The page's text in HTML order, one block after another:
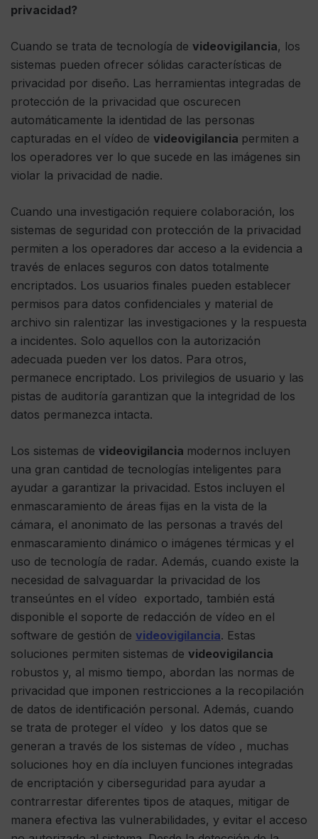
privacidad?
Cuando se trata de tecnología de videovigilancia, los
sistemas pueden ofrecer sólidas características de
privacidad por diseño. Las herramientas integradas de
protección de la privacidad que oscurecen
automáticamente la identidad de las personas
capturadas en el vídeo de videovigilancia permiten a
los operadores ver lo que sucede en las imágenes sin
violar la privacidad de nadie.
Cuando una investigación requiere colaboración, los
sistemas de seguridad con protección de la privacidad
permiten a los operadores dar acceso a la evidencia a
través de enlaces seguros con datos totalmente
encriptados. Los usuarios finales pueden establecer
permisos para datos confidenciales y material de
archivo sin ralentizar las investigaciones y la respuesta
a incidentes. Solo aquellos con la autorización
adecuada pueden ver los datos. Para otros,
permanece encriptado. Los privilegios de usuario y las
pistas de auditoría garantizan que la integridad de los
datos permanezca intacta.
Los sistemas de videovigilancia modernos incluyen
una gran cantidad de tecnologías inteligentes para
ayudar a garantizar la privacidad. Estos incluyen el
enmascaramiento de áreas fijas en la vista de la
cámara, el anonimato de las personas a través del
enmascaramiento dinámico o imágenes térmicas y el
uso de tecnología de radar. Además, cuando existe la
necesidad de salvaguardar la privacidad de los
transeúntes en el vídeo exportado, también está
disponible el soporte de redacción de vídeo en el
software de gestión de videovigilancia. Estas
soluciones permiten sistemas de videovigilancia
robustos y, al mismo tiempo, abordan las normas de
privacidad que imponen restricciones a la recopilación
de datos de identificación personal. Además, cuando
se trata de proteger el vídeo y los datos que se
generan a través de los sistemas de vídeo , muchas
soluciones hoy en día incluyen funciones integradas
de encriptación y ciberseguridad para ayudar a
contrarrestar diferentes tipos de ataques, mitigar de
manera efectiva las vulnerabilidades, y evitar el acceso